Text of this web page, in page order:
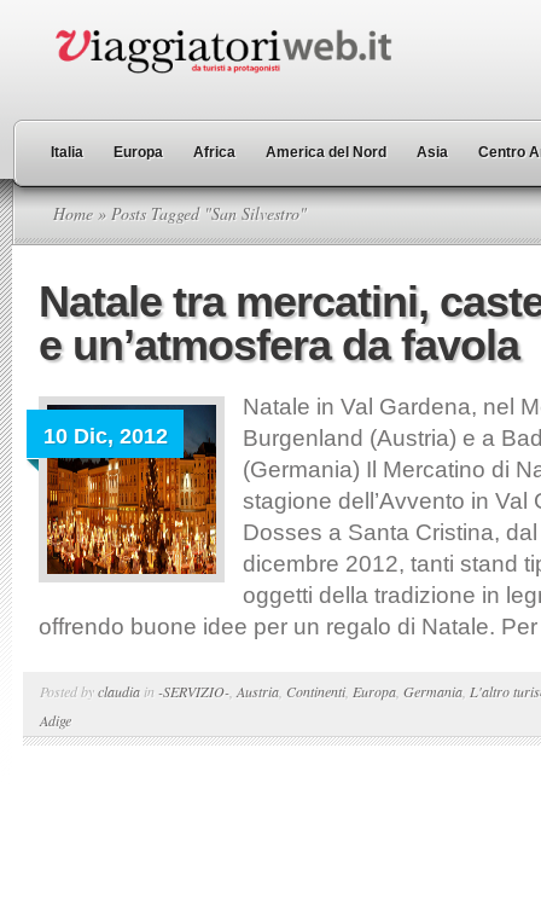
Italia Europa Africa America del Nord Asia Centro
Home » Posts Tagged "San Silvestro"
Natale tra mercatini,
e un’atmosfera da favola
10 Dic, 2012
Natale in Val Gardena, nel
Burgenland (Austria) e a
(Germania) Il Mercatino di
stagione dell’Avvento in Val
Dosses a Santa Cristina,
dicembre 2012, tanti stand
oggetti della tradizione in
offrendo buone idee per un regalo di Natale. Per
Posted byclaudia in -SERVIZIO- Austria Continenti, Europa Germania L'altro
Adige